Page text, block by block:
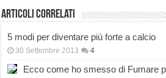
Articoli correlati
5 modi per diventare più forte a calcio
30 Settembre 2013 4
Ecco come ho smesso di Fumare